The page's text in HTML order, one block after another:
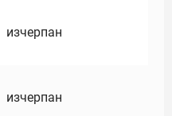
изчерпан
изчерпан